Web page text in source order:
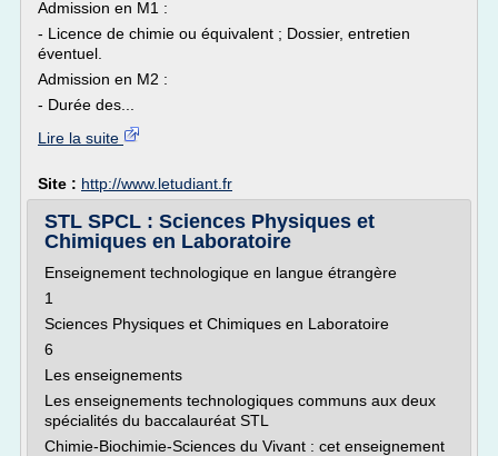
Admission en M1 :
- Licence de chimie ou équivalent ; Dossier, entretien
éventuel.
Admission en M2 :
- Durée des...
Lire la suite
Site : http://www.letudiant.fr
STL SPCL : Sciences Physiques et
Chimiques en Laboratoire
Enseignement technologique en langue étrangère
1
Sciences Physiques et Chimiques en Laboratoire
6
Les enseignements
Les enseignements technologiques communs aux deux
spécialités du baccalauréat STL
Chimie-Biochimie-Sciences du Vivant : cet enseignement